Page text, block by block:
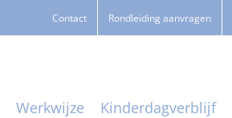
Contact Rondleiding aanvragen
Werkwijze Kinderdagverblijf